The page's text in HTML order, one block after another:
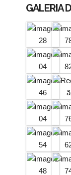
PADRE
Padre
PERFIL DA
Se você
GALERIA